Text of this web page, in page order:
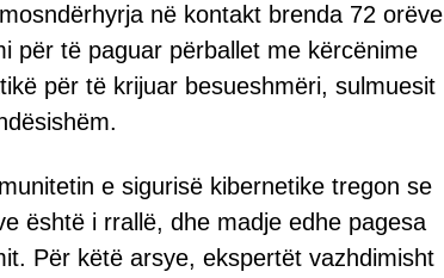
në kontakt brenda 72 orëve
për të paguar përballet me kërcënime
për të krijuar besueshmëri, sulmuesit
e sigurisë kibernetike tregon se
është i rrallë, dhe madje edhe pagesa
Për këtë arsye, ekspertët vazhdimisht